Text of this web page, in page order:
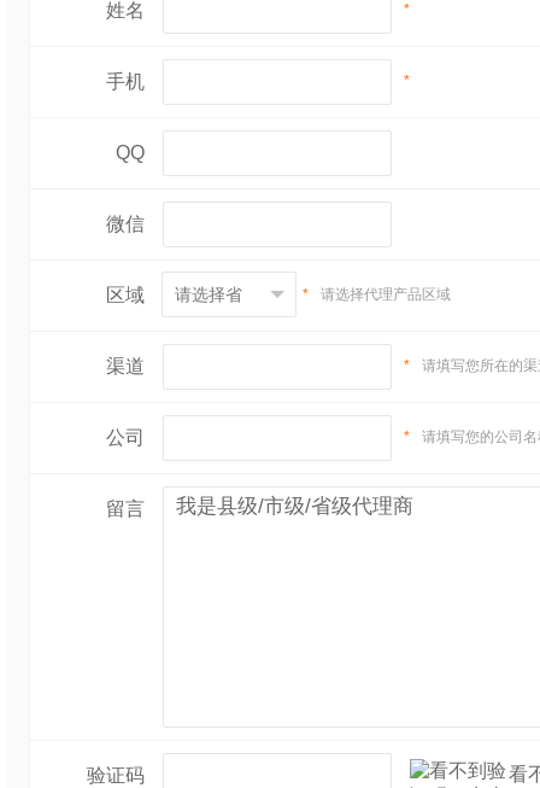
姓名 *
手机 *
QQ
微信
区域 * 请选择代理产品区域
渠道 * 请填写您所在的
公司 * 请填写您的公司
留言
验证码 看